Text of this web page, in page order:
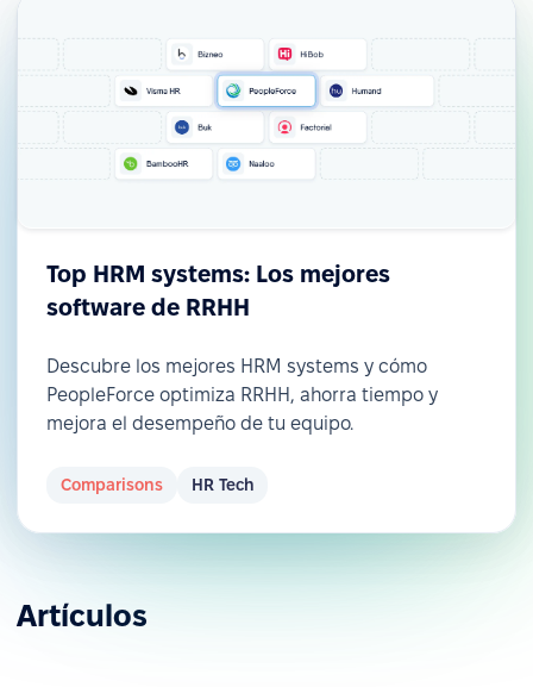
Top HRM systems: Los mejores
software de RRHH
Descubre los mejores HRM systems y cómo
PeopleForce optimiza RRHH, ahorra tiempo y
mejora el desempeño de tu equipo.
Comparisons HR Tech
Artículos